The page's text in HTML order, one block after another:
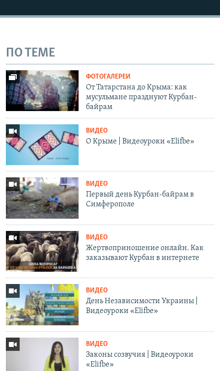
ПО ТЕМЕ
ФОТОГАЛЕРЕИ
От Татарстана до Крыма: как
мусульмане празднуют Курбан-
байрам
ВИДЕО
О Крыме | Видеоуроки «Elifbe»
ВИДЕО
Первый день Курбан-байрам в
Симферополе
ВИДЕО
Жертвоприношение онлайн. Как
заказывают Курбан в интернете
ВИДЕО
День Независимости Украины |
Видеоуроки «Elifbe»
ВИДЕО
Законы созвучия | Видеоуроки
«Elifbe»